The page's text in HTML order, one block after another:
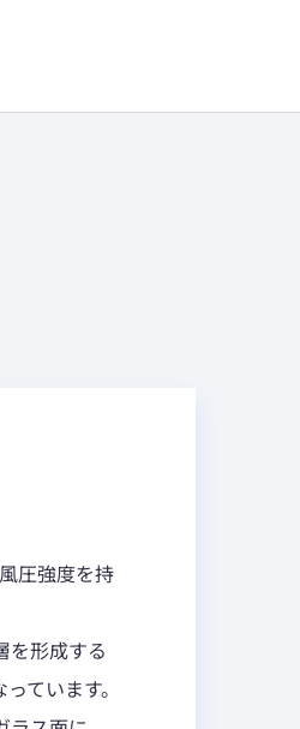
圧強度を持
を形成する
ています。